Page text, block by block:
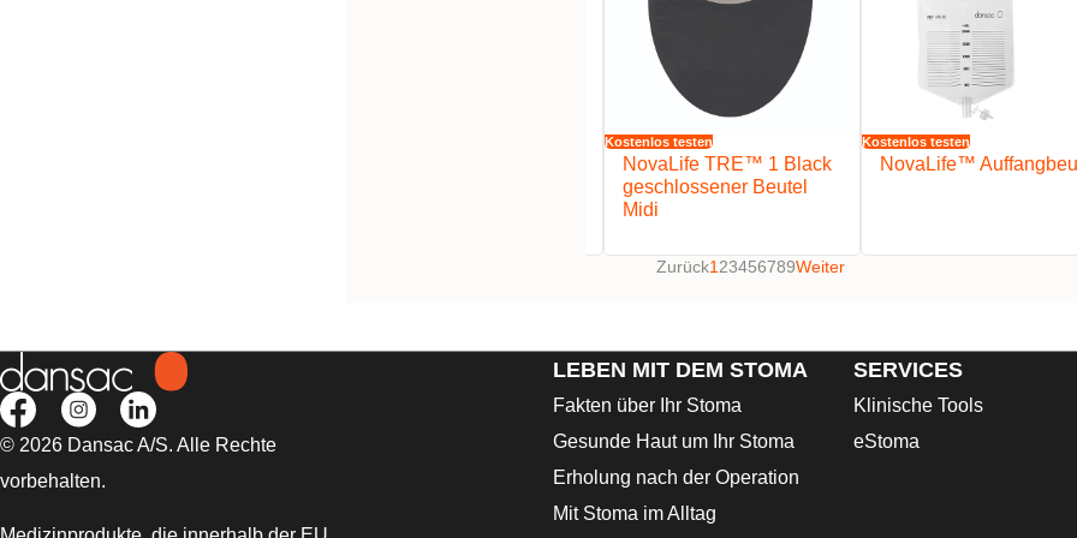
Kostenlos testen
NovaLife TRE™ 1 Black
geschlossener Beutel
Midi
Kostenlos testen
NovaLife™
Zurück1 23456789Weiter
© 2026 Dansac A/S. Alle Rechte
vorbehalten.
LEBEN MIT DEM STOMA
Fakten über Ihr Stoma
Gesunde Haut um Ihr Stoma
Erholung nach der Operation
Mit Stoma im Alltag
SERVICES
Klinische Tools
eStoma